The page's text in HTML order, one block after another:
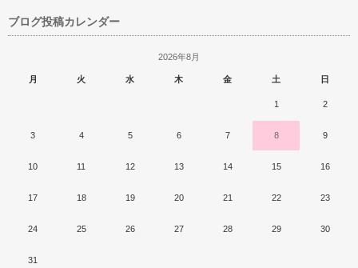
ブログ投稿カレンダー
2026年8月
月 火 水 木 金 土 日
1 2
3 4 5 6 7 8 9
10 11 12 13 14 15 16
17 18 19 20 21 22 23
24 25 26 27 28 29 30
31